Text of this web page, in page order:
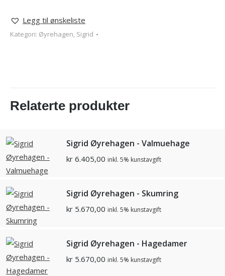
Legg til ønskeliste
Kategori: Øyrehagen, Sigrid
Relaterte produkter
Sigrid Øyrehagen - Valmuehage
kr 6.405,00 inkl. 5% kunstavgift
Sigrid Øyrehagen - Skumring
kr 5.670,00 inkl. 5% kunstavgift
Sigrid Øyrehagen - Hagedamer
kr 5.670,00 inkl. 5% kunstavgift